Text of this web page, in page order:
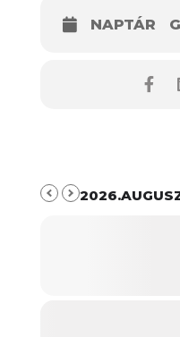
NAPTÁR